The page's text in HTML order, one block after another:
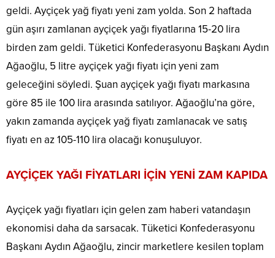
geldi. Ayçiçek yağ fiyatı yeni zam yolda. Son 2 haftada
gün aşırı zamlanan ayçiçek yağı fiyatlarına 15-20 lira
birden zam geldi. Tüketici Konfederasyonu Başkanı Aydın
Ağaoğlu, 5 litre ayçiçek yağı fiyatı için yeni zam
geleceğini söyledi. Şuan ayçiçek yağı fiyatı markasına
göre 85 ile 100 lira arasında satılıyor. Ağaoğlu’na göre,
yakın zamanda ayçiçek yağ fiyatı zamlanacak ve satış
fiyatı en az 105-110 lira olacağı konuşuluyor.
AYÇİÇEK YAĞI FİYATLARI İÇİN YENİ ZAM KAPIDA
Ayçiçek yağı fiyatları için gelen zam haberi vatandaşın
ekonomisi daha da sarsacak. Tüketici Konfederasyonu
Başkanı Aydın Ağaoğlu, zincir marketlere kesilen toplam